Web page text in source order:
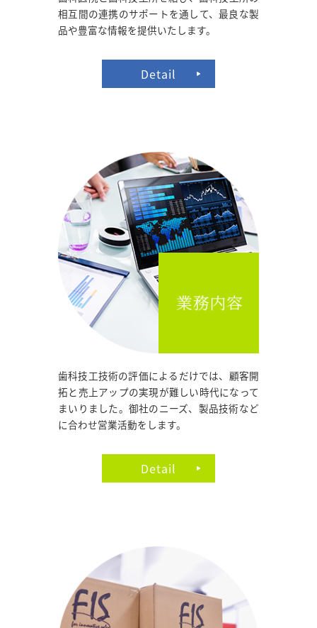
相互間の連携のサポートを通して、最良な製
品や豊富な情報を提供いたします。
Detail
歯科技工技術の評価によるだけでは、顧客開
拓と売上アップの実現が難しい時代になって
まいりました。御社のニーズ、製品技術など
に合わせ営業活動をします。
Detail